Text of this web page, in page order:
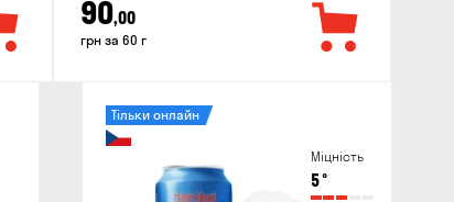
90,00
грн за 60 г
Міцність
5°
Тільки онлайн